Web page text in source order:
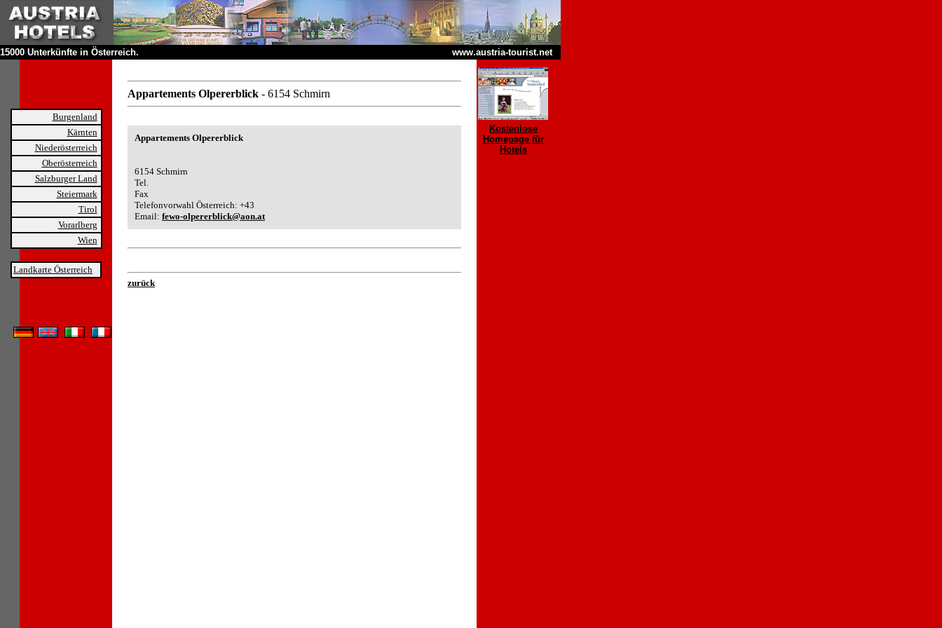
15000 Unterkünfte in Österreich. www.austria-tourist.net
Burgenland
Kärnten
Niederösterreich
Oberösterreich
Salzburger Land
Steiermark
Tirol
Vorarlberg
Wien
Landkarte Österreich
Appartements Olpererblick - 6154 Schmirn
Appartements Olpererblick
6154 Schmirn
Tel.
Fax
Telefonvorwahl Österreich: +43
Email: fewo-olpererblick@aon.at
zurück
Kostenlose
Homepage für
Hotels